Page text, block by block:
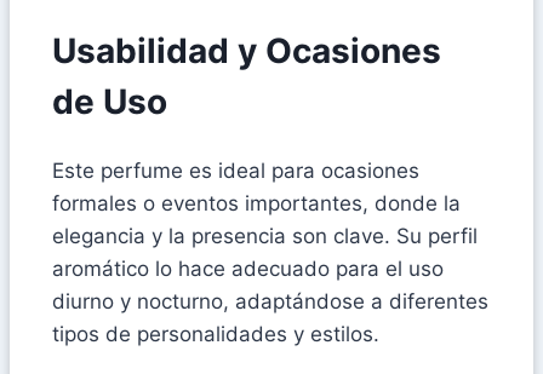
Usabilidad y Ocasiones
de Uso
Este perfume es ideal para ocasiones
formales o eventos importantes, donde la
elegancia y la presencia son clave. Su perfil
aromático lo hace adecuado para el uso
diurno y nocturno, adaptándose a diferentes
tipos de personalidades y estilos.